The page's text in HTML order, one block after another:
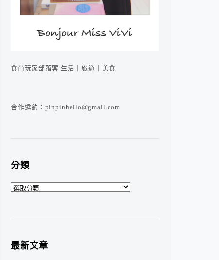
食尚玩家部落客 生活｜旅遊｜美食
合作邀約：pinpinhello@gmail.com
分類
分
最新文章